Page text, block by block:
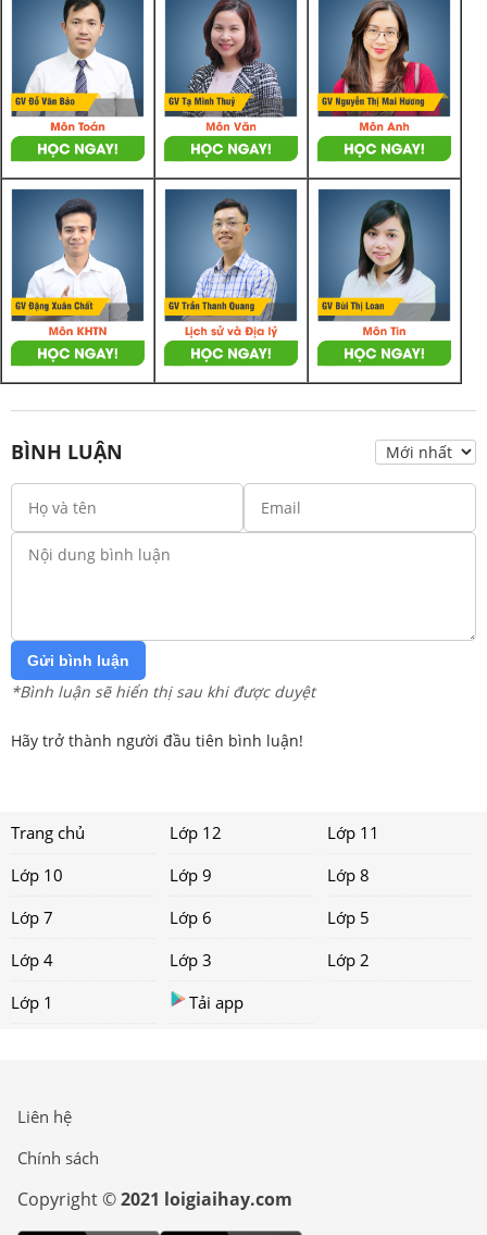
BÌNH LUẬN
Gửi bình luận
*Bình luận sẽ hiển thị sau khi được duyệt
Hãy trở thành người đầu tiên bình luận!
Trang chủ Lớp 12
Lớp 11
Lớp 10
Lớp 9
Lớp 8
Lớp 7
Lớp 6
Lớp 5
Lớp 4
Lớp 3
Lớp 2
Lớp 1
Tải app
Liên hệ
Chính sách
Copyright ©2021 loigiaihay.com